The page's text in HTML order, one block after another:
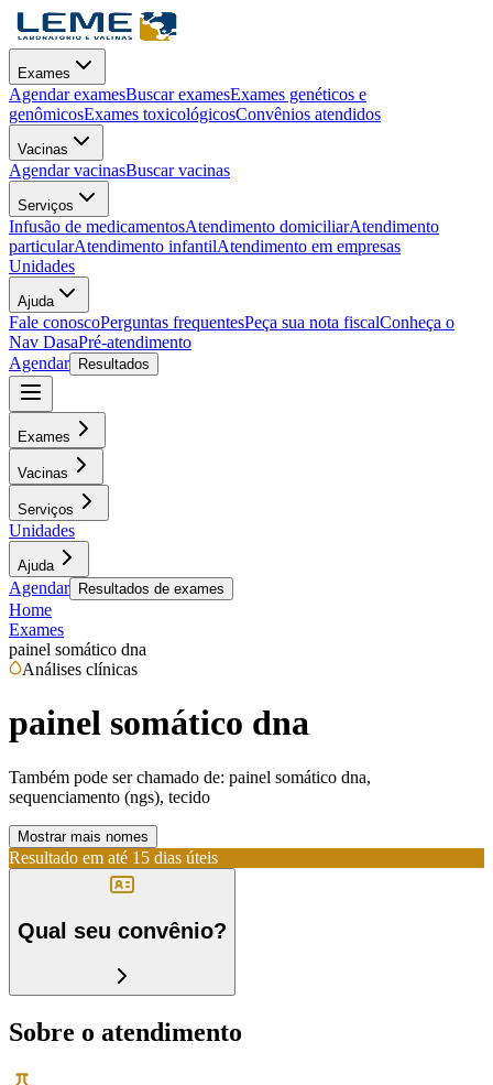
Exames
Agendar examesBuscar examesExames genéticos e
genômicosExames toxicológicosConvênios atendidos
Vacinas
Agendar vacinasBuscar vacinas
Serviços
Infusão de medicamentosAtendimento domiciliarAtendimento
particularAtendimento infantilAtendimento em empresas
Unidades
Ajuda
Fale conoscoPerguntas frequentesPeça sua nota fiscalConheça o
Nav DasaPré-atendimento
Agendar
Resultados
Exames
Vacinas
Serviços
Unidades
Ajuda
Agendar Resultados de exames
Home
Exames
painel somático dna
Análises clínicas
painel somático dna
Também pode ser chamado de: painel somático dna,
sequenciamento (ngs), tecido
Mostrar mais nomes
Resultado em até 15 dias úteis
Qual seu convênio?
Sobre o atendimento